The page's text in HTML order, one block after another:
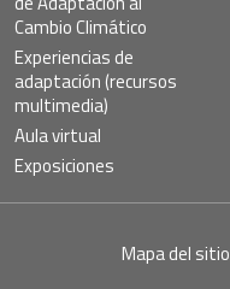
Cambio Climático
Experiencias de
adaptación (recursos
multimedia)
Aula virtual
Exposiciones
Pie
Mapa del sitio